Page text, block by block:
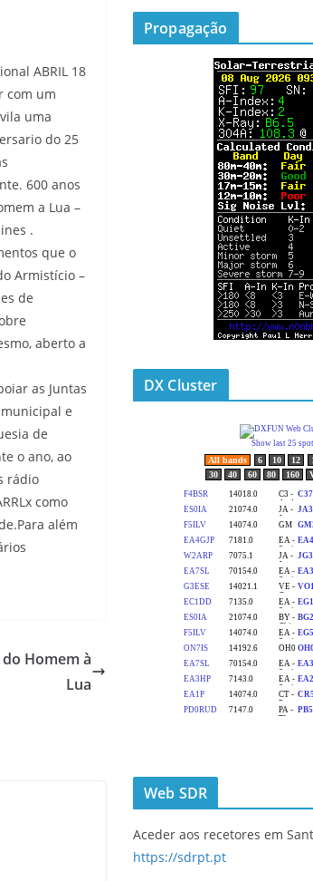
ABRIL 18
com um
uma
do 25
600 anos
a Lua –
.
que o
Armistício –
de
aberto a
as Juntas
e
de
o ano, ao
rádio
como
além
do Homem à
Lua
Propagação
DX Cluster
Web SDR
Aceder aos recetores em
https://sdrpt.pt